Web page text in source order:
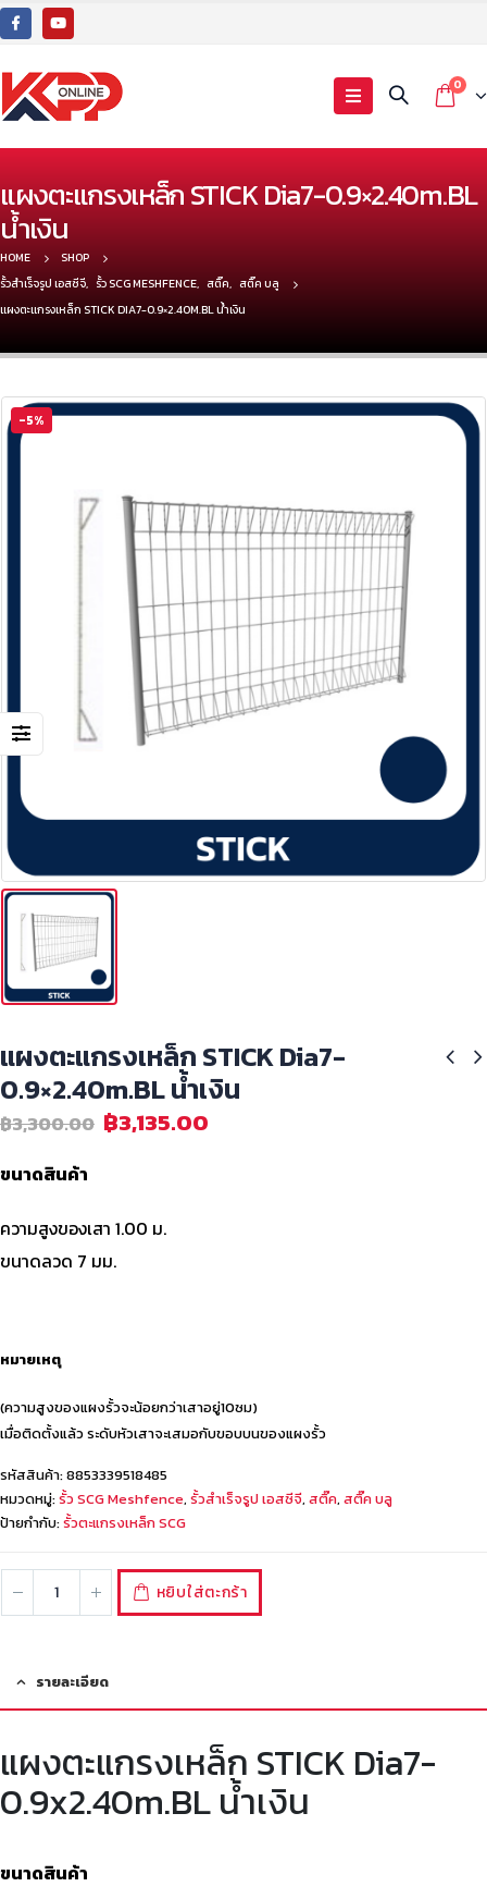
0
แผงตะแกรงเหล็ก STICK Dia7-0.9×2.40m.BL
น้ำเงิน
HOME
SHOP
รั้วสำเร็จรูป เอสซีจี, รั้ว SCG MESHFENCE, สติ๊ค, สติ๊ค บลู
แผงตะแกรงเหล็ก STICK DIA7-0.9×2.40M.BL น้ำเงิน
-5%
แผงตะแกรงเหล็ก STICK Dia7-
0.9×2.40m.BL น้ำเงิน
฿3,300.00 ฿3,135.00
ขนาดสินค้า
ความสูงของเสา 1.00 ม.
ขนาดลวด 7 มม.
หมายเหตุ
(ความสูงของแผงรั้วจะน้อยกว่าเสาอยู่10ซม)
เมื่อติดตั้งแล้ว ระดับหัวเสาจะเสมอกับขอบบนของแผงรั้ว
รหัสสินค้า:8853339518485
หมวดหมู่:รั้ว SCG Meshfence, รั้วสำเร็จรูป เอสซีจี, สติ๊ค, สติ๊ค บลู
ป้ายกำกับ:รั้วตะแกรงเหล็ก SCG
หยิบใส่ตะกร้า
รายละเอียด
แผงตะแกรงเหล็ก STICK Dia7-
0.9x2.40m.BL น้ำเงิน
ขนาดสินค้า